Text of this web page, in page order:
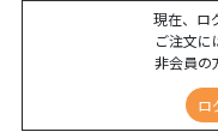
現在、ロ
ご注文に
非会員の
ロ